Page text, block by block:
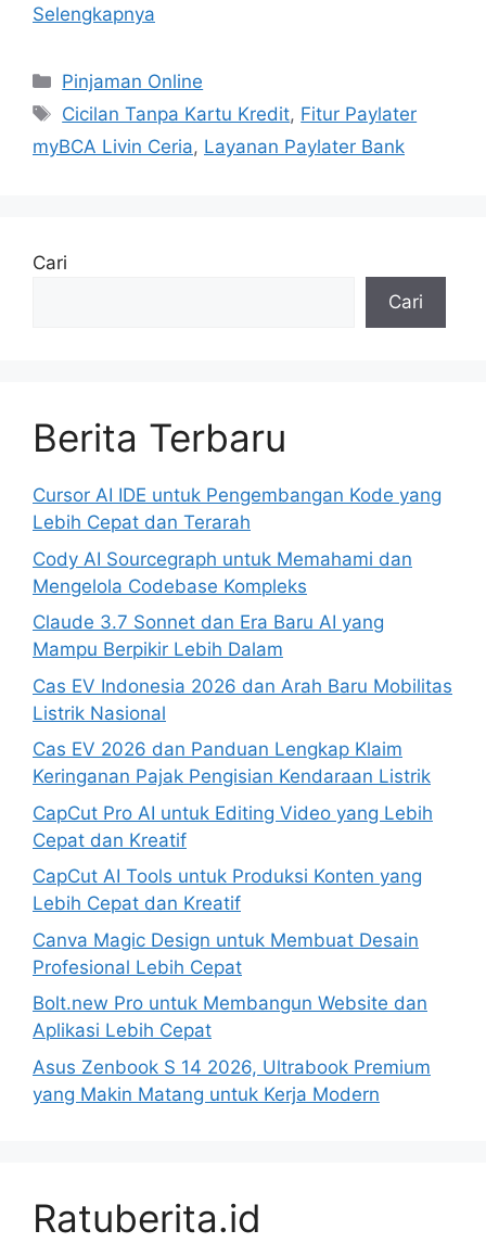
Selengkapnya
Kategori
Pinjaman Online
Tag
Cicilan Tanpa Kartu Kredit, Fitur Paylater
myBCA Livin Ceria, Layanan Paylater Bank
Cari
Cari
Berita Terbaru
Cursor AI IDE untuk Pengembangan Kode yang
Lebih Cepat dan Terarah
Cody AI Sourcegraph untuk Memahami dan
Mengelola Codebase Kompleks
Claude 3.7 Sonnet dan Era Baru AI yang
Mampu Berpikir Lebih Dalam
Cas EV Indonesia 2026 dan Arah Baru Mobilitas
Listrik Nasional
Cas EV 2026 dan Panduan Lengkap Klaim
Keringanan Pajak Pengisian Kendaraan Listrik
CapCut Pro AI untuk Editing Video yang Lebih
Cepat dan Kreatif
CapCut AI Tools untuk Produksi Konten yang
Lebih Cepat dan Kreatif
Canva Magic Design untuk Membuat Desain
Profesional Lebih Cepat
Bolt.new Pro untuk Membangun Website dan
Aplikasi Lebih Cepat
Asus Zenbook S 14 2026, Ultrabook Premium
yang Makin Matang untuk Kerja Modern
Ratuberita.id